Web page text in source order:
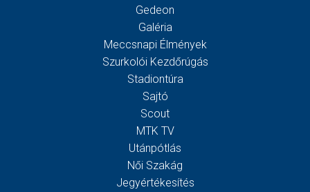
Gedeon
Galéria
Meccsnapi Élmények
Szurkolói Kezdőrúgás
Stadiontúra
Sajtó
Scout
MTK TV
Utánpótlás
Női Szakág
Jegyértékesítés